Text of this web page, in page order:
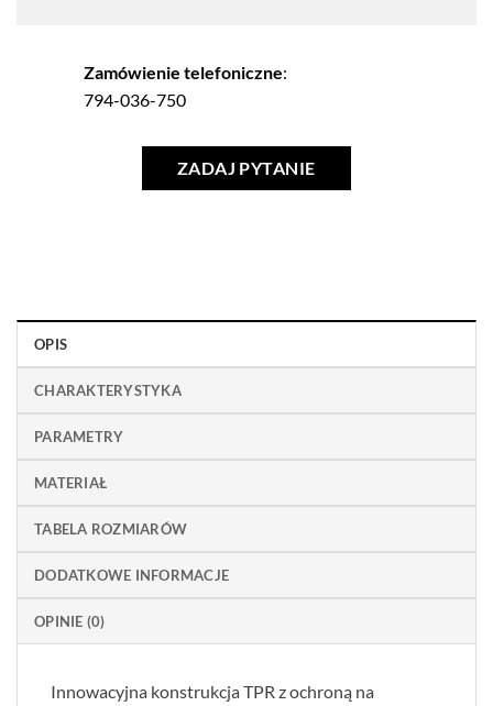
Zamówienie telefoniczne:
794-036-750
ZADAJ PYTANIE
OPIS
CHARAKTERYSTYKA
PARAMETRY
MATERIAŁ
TABELA ROZMIARÓW
DODATKOWE INFORMACJE
OPINIE (0)
Innowacyjna konstrukcja TPR z ochroną na